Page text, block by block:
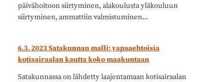
päivähoitoon siirtyminen, alakoulusta yläkouluun
siirtyminen, ammattiin valmistuminen...
6.3. 2023 Satakunnan malli: vapaaehtoisia
kotisairaalan kautta koko maakuntaan
Satakunnassa on lähdetty laajentamaan kotisairaalan